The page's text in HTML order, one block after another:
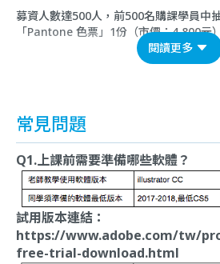
募資人數達500人，前500名購課學員中
「Pantone 色票」1份（市價：4,800元）
閱讀更多
常見問題
Q1.上課前需要準備哪些軟體？
試用版本連結：
https://www.adobe.com/tw/
free-trial-download.html